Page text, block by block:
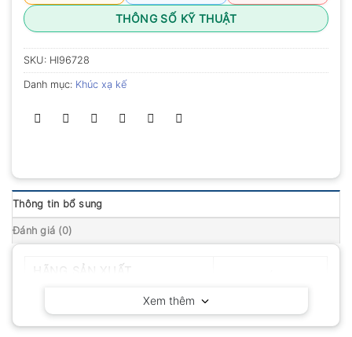
THÔNG SỐ KỸ THUẬT
SKU: HI96728
Danh mục: Khúc xạ kế
Thông tin bổ sung
Đánh giá (0)
Xem thêm